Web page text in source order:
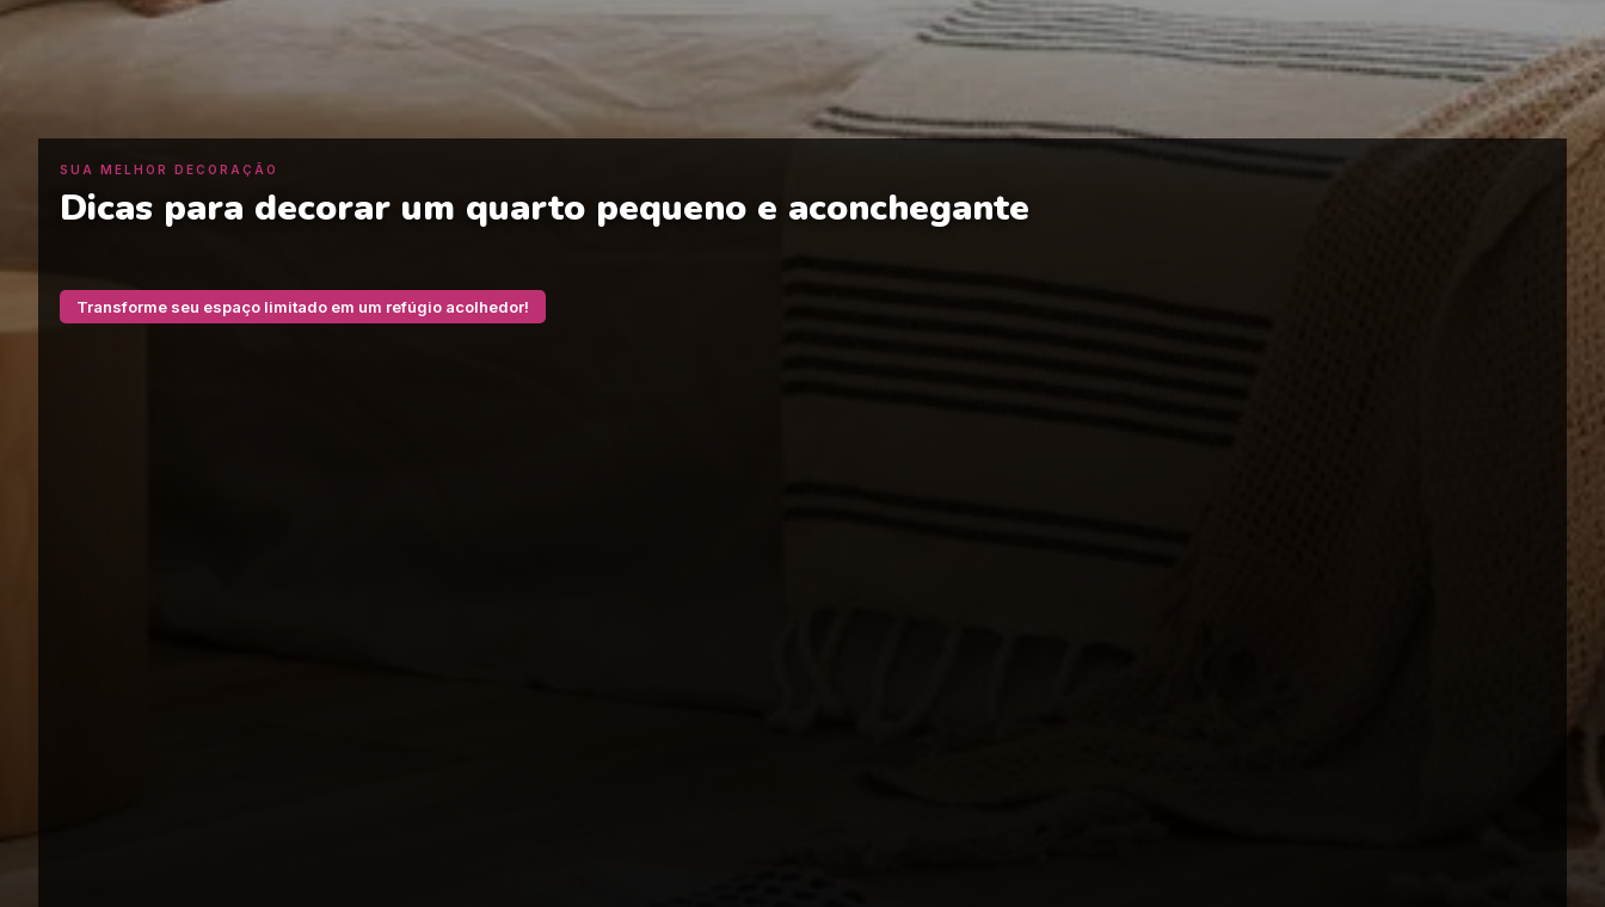
SUA MELHOR DECORAÇÃO
Dicas para decorar um quarto pequeno e aconchegante
Transforme seu espaço limitado em um refúgio acolhedor!